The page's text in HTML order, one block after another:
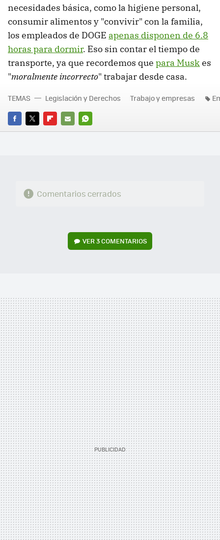
necesidades básica, como la higiene personal,
consumir alimentos y "convivir" con la familia,
los empleados de DOGE apenas disponen de 6.8
horas para dormir. Eso sin contar el tiempo de
transporte, ya que recordemos que para Musk es
"moralmente incorrecto" trabajar desde casa.
FACEBOOK
TWITTERFLIPBOARD
E-
WHATSAPP
TEMAS Legislación y Derechos Trabajo y empresas
Comentarios cerrados
VER3 COMENTARIOS